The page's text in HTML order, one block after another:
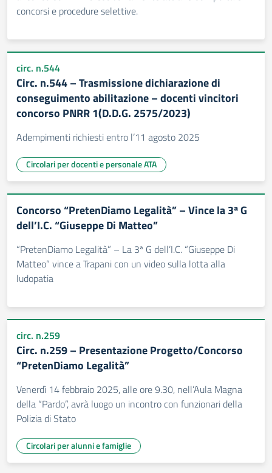
concorsi e procedure selettive.
circ. n.544
Circ. n.544 – Trasmissione dichiarazione di
conseguimento abilitazione – docenti vincitori
concorso PNRR 1(D.D.G. 2575/2023)
Adempimenti richiesti entro l’11 agosto 2025
Circolari per docenti e personale ATA
Concorso “PretenDiamo Legalità” – Vince la 3ª G
dell’I.C. “Giuseppe Di Matteo”
“PretenDiamo Legalità” – La 3ª G dell’I.C. “Giuseppe Di
Matteo” vince a Trapani con un video sulla lotta alla
ludopatia
circ. n.259
Circ. n.259 – Presentazione Progetto/Concorso
“PretenDiamo Legalità”
Venerdì 14 febbraio 2025, alle ore 9.30, nell’Aula Magna
della “Pardo”, avrà luogo un incontro con funzionari della
Polizia di Stato
Circolari per alunni e famiglie